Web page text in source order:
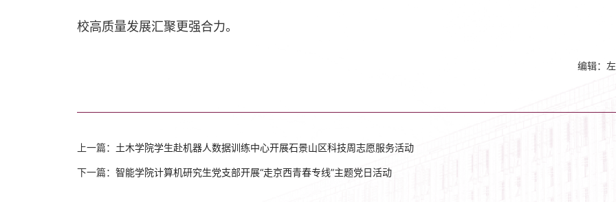
校高质量发展汇聚更强合力。
编辑：
上一篇： 土木学院学生赴机器人数据训练中心开展石景山区科技周志愿服务活动
下一篇： 智能学院计算机研究生党支部开展“走京西青春专线”主题党日活动